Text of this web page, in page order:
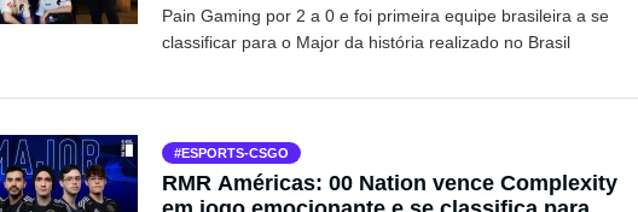
Pain Gaming por 2 a 0 e foi primeira equipe brasileira a se
classificar para o Major da história realizado no Brasil
ESPORTS-CSGO
RMR Américas: 00 Nation vence Complexity